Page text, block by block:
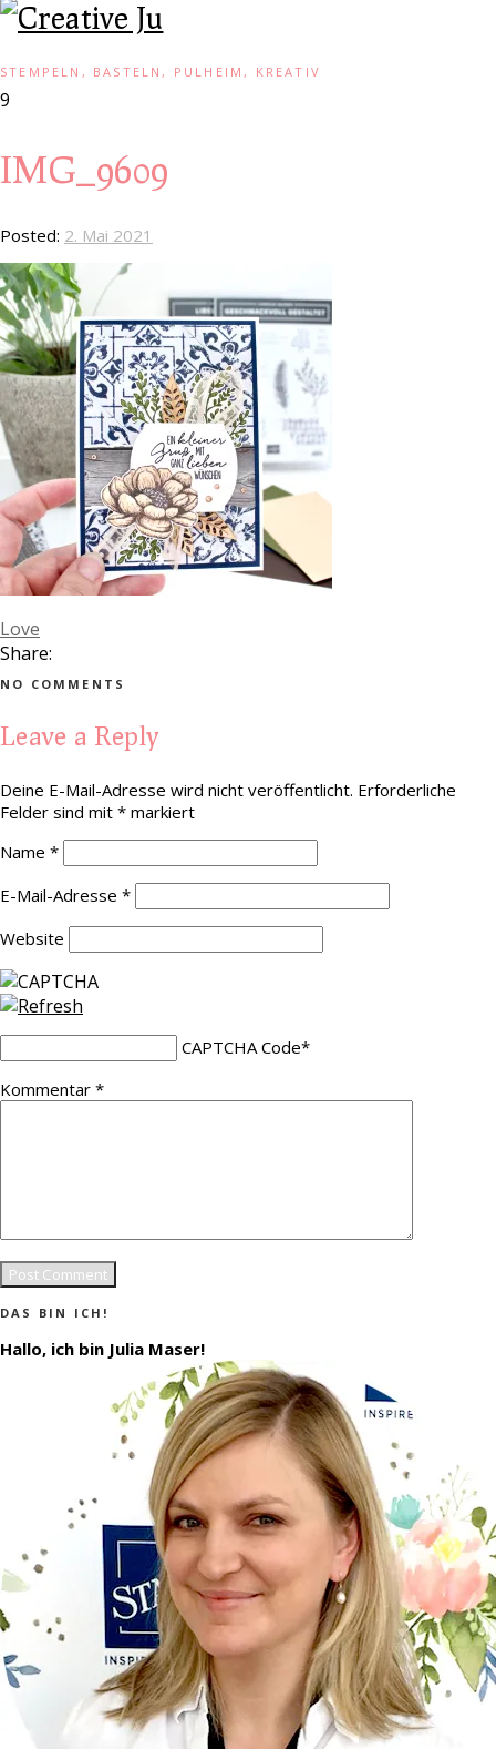
STEMPELN, BASTELN, PULHEIM, KREATIV
9
IMG_9609
Posted: 2. Mai 2021
Love
Share:
NO COMMENTS
Leave a Reply
Deine E-Mail-Adresse wird nicht veröffentlicht. Erforderliche
Felder sind mit * markiert
Name *
E-Mail-Adresse *
Website
CAPTCHA Code*
Kommentar *
DAS BIN ICH!
Hallo, ich bin Julia Maser!